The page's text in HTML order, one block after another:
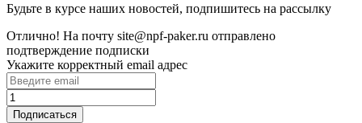
Будьте в курсе наших новостей, подпишитесь на рассылку
Отлично! На почту site@npf-paker.ru отправлено
подтверждение подписки
Укажите корректный email адрес